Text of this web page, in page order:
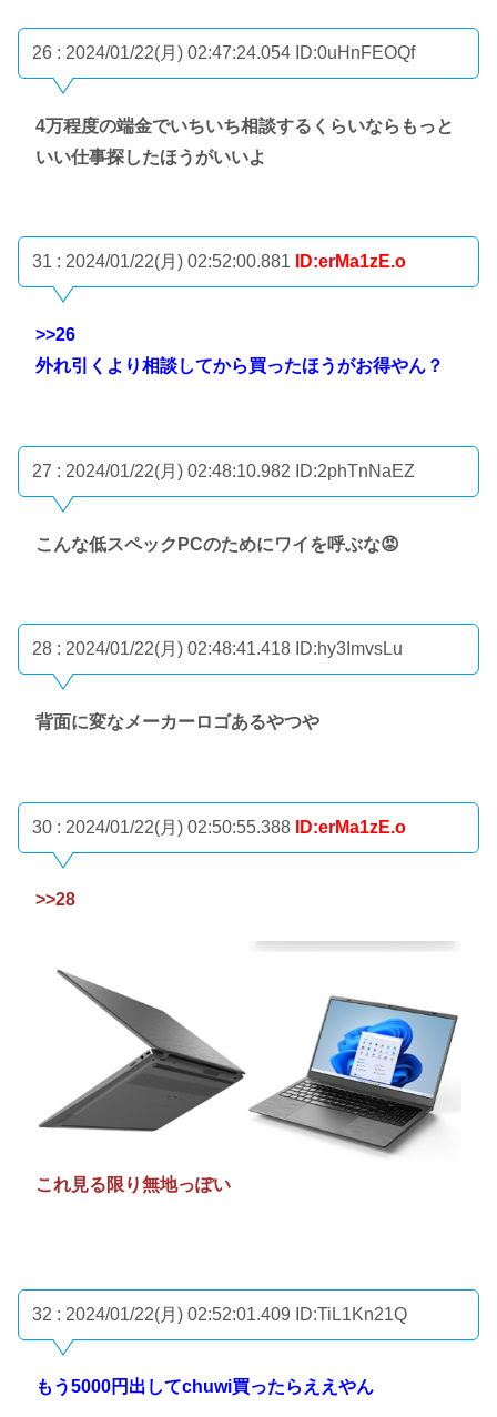
26 : 2024/01/22(月) 02:47:24.054 ID:0uHnFEOQf
4万程度の端金でいちいち相談するくらいならもっと
いい仕事探したほうがいいよ
31 : 2024/01/22(月) 02:52:00.881 ID:erMa1zE.o
>>26
外れ引くより相談してから買ったほうがお得やん？
27 : 2024/01/22(月) 02:48:10.982 ID:2phTnNaEZ
こんな低スペックPCのためにワイを呼ぶな😡
28 : 2024/01/22(月) 02:48:41.418 ID:hy3ImvsLu
背面に変なメーカーロゴあるやつや
30 : 2024/01/22(月) 02:50:55.388 ID:erMa1zE.o
>>28
これ見る限り無地っぽい
32 : 2024/01/22(月) 02:52:01.409 ID:TiL1Kn21Q
もう5000円出してchuwi買ったらええやん